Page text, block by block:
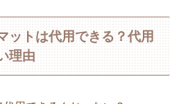
ットは代用できる？代用
理由